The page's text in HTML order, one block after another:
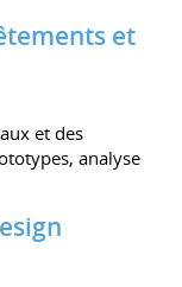
et
et des
analyse